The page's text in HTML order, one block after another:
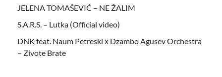
JELENA TOMAŠEVIĆ – NE ŽALIM
S.A.R.S. – Lutka (Official video)
DNK feat. Naum Petreski х Dzambo Agusev Orchestra
– Zivote Brate